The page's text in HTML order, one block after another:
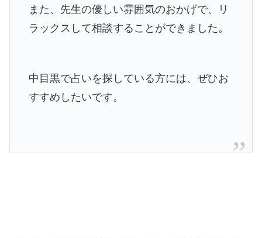
また、先生の優しい雰囲気のおかげで、リ
ラックスして相談することができました。
中目黒で占いを探している方には、ぜひお
すすめしたいです。